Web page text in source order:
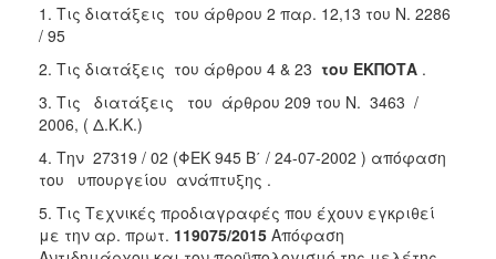
2013
ΠΟΛΙΤΙΣΜΟΣ
1. Τις διατάξεις του άρθρου 2 παρ. 12,13 του Ν. 2286
/ 95
2. Τις διατάξεις του άρθρου 4 & 23 του ΕΚΠΟΤΑ .
3. Τις διατάξεις του άρθρου 209 του Ν. 3463 /
2006, ( Δ.Κ.Κ.)
4. Την 27319 / 02 (ΦΕΚ 945 Β΄ / 24-07-2002 ) απόφαση
του υπουργείου ανάπτυξης .
5. Τις Τεχνικές προδιαγραφές που έχουν εγκριθεί
με την αρ. πρωτ. 119075/2015 Απόφαση